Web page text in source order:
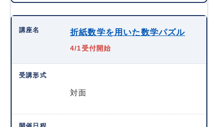
折紙数学を用いた数学パズル
4/1受付開始
対面